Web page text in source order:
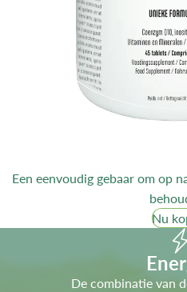
Een eenvoudig gebaar om op
Nu
De combinatie van